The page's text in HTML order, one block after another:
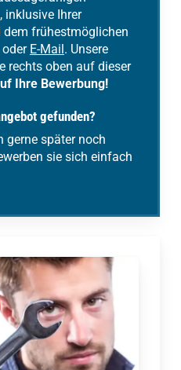
für den Umbau und
und beurteilen
der Karosserie
in
MIG/MAG-
gewissenhafte
und die
Schichtdienst
inklusive Ihrer
frühestmöglichen
E-Mail. Unsere
rechts oben auf dieser
Ihre Bewerbung!
gefunden?
gerne später noch
sie sich einfach